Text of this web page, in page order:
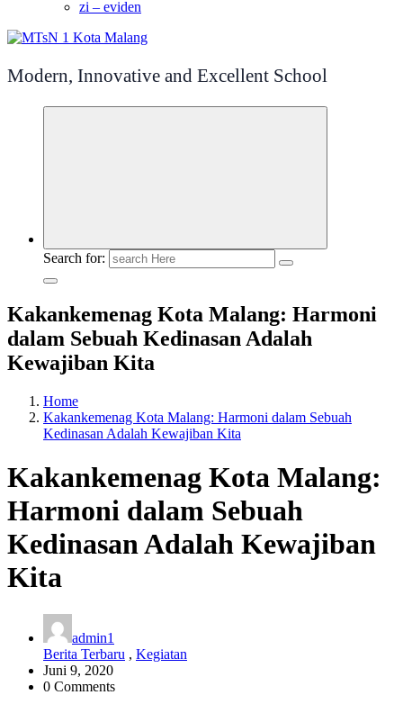
zi – eviden
Modern, Innovative and Excellent School
Search for:
Kakankemenag Kota Malang: Harmoni
dalam Sebuah Kedinasan Adalah
Kewajiban Kita
Home
Kakankemenag Kota Malang: Harmoni dalam Sebuah
Kedinasan Adalah Kewajiban Kita
Kakankemenag Kota Malang:
Harmoni dalam Sebuah
Kedinasan Adalah Kewajiban
Kita
admin1
Berita Terbaru , Kegiatan
Juni 9, 2020
0 Comments